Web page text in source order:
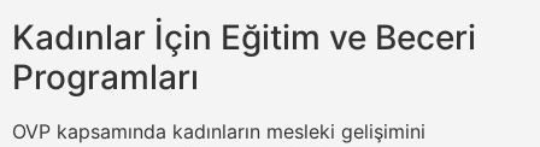
Kadınlar İçin Eğitim ve Beceri
Programları
OVP kapsamında kadınların mesleki gelişimini